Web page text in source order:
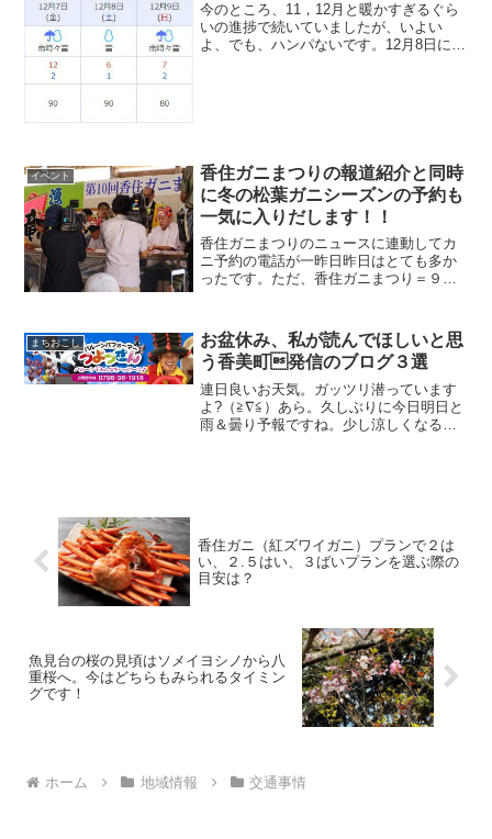
今のところ、11，12月と暖かすぎるぐら
いの進捗で続いていましたが、いよい
よ、でも、ハンパないです。12月8日に雪
イベント
香住ガニまつりの報道紹介と同時
に冬の松葉ガニシーズンの予約も
一気に入りだします！！
香住ガニまつりのニュースに連動してカ
ニ予約の電話が一昨日昨日はとても多か
ったです。ただ、香住ガニまつり＝９，
降の松葉ガニの予約が一気に入りだすと
いうのが例年のパターンです。香住ガニ
まつりのテレビ放送、新聞ニュースは、
冬の松葉ガニシーズンの予約開始の合図
にもなっているんですね。
まちおこし
お盆休み、私が読んでほしいと思
う香美町発信のブログ３選
連日良いお天気。ガッツリ潜っています
よ?（≧∇≦）あら。久しぶりに今日明日と
雨＆曇り予報ですね。少し涼しくなるか
香住ガニ（紅ズワイガニ）プランで２は
い、２.５はい、３ばいプランを選ぶ際の
目安は？
魚見台の桜の見頃はソメイヨシノから八
重桜へ。今はどちらもみられるタイミン
グです！
ホーム 地域情報 交通事情